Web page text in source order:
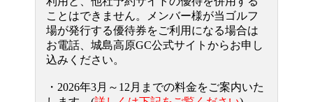
ことはできません。メンバー様が当ゴルフ
場が発行する優待券をご利用になる場合は
お電話、城島高原GC公式サイトからお申し
込みください。
・2026年3月～12月までの料金をご案内いた